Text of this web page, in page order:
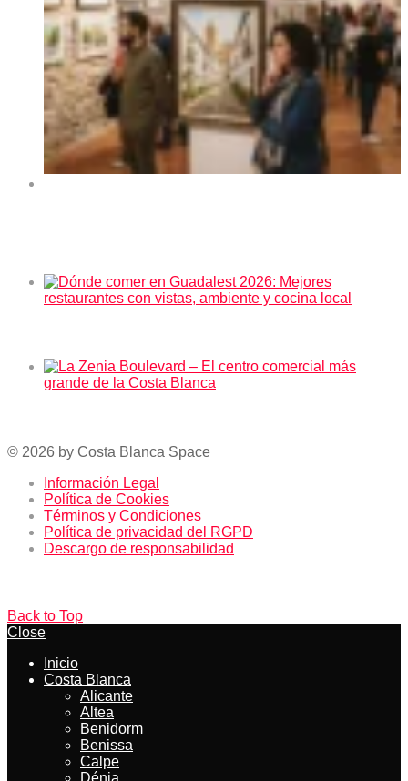
© 2026 by Costa Blanca Space
Información Legal
Política de Cookies
Términos y Condiciones
Política de privacidad del RGPD
Descargo de responsabilidad
Back to Top
Close
Inicio
Costa Blanca
Alicante
Altea
Benidorm
Benissa
Calpe
Dénia